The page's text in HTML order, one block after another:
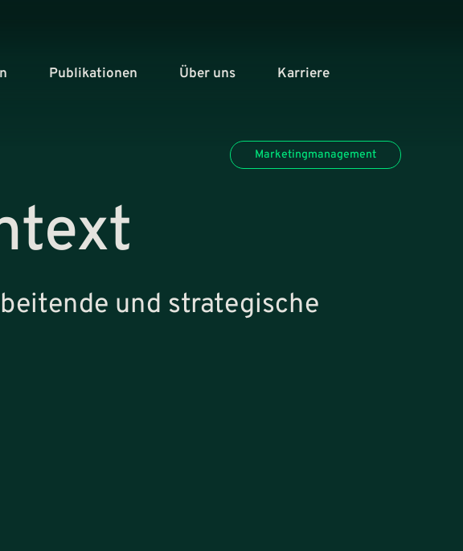
Publikationen Über uns Karriere
Marketingmanagement
und strategische